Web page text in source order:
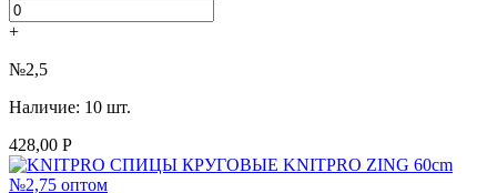
+
№2,5
Наличие: 10 шт.
428,00 Р